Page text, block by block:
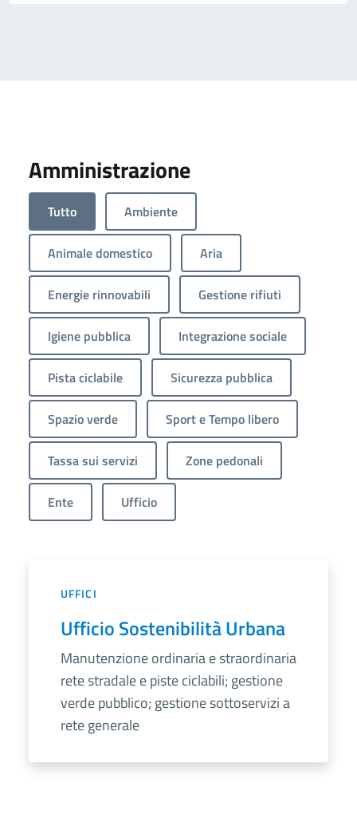
Amministrazione
Tutto Ambiente
Animale domestico Aria
Energie rinnovabili Gestione rifiuti
Igiene pubblica Integrazione sociale
Pista ciclabile Sicurezza pubblica
Spazio verde Sport e Tempo libero
Tassa sui servizi Zone pedonali
Ente Ufficio
UFFICI
Ufficio Sostenibilità Urbana
Manutenzione ordinaria e straordinaria
rete stradale e piste ciclabili; gestione
verde pubblico; gestione sottoservizi a
rete generale